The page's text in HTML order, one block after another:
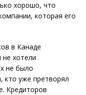
хорошо, что
которая его
в Канаде
не хотели
не было
кто уже претворял
Кредиторов